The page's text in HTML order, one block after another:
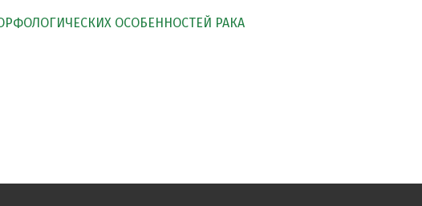
ОСОБЕННОСТЕЙ РАКА